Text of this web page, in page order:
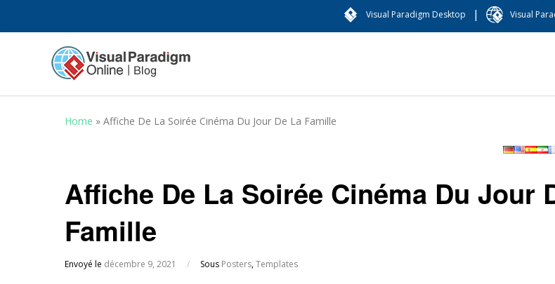
Visual Paradigm Desktop | Visual
Home » Affiche De La Soirée Cinéma Du Jour De La Famille
Affiche De La Soirée Cinéma Du Jour
Famille
Envoyé le décembre 9, 2021 / Sous Posters,Templates